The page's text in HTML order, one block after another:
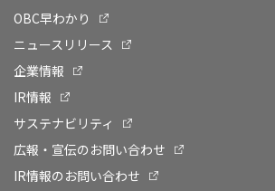
OBC早わかり
ニュースリリース
企業情報
IR情報
サステナビリティ
広報・宣伝のお問い合わせ
IR情報のお問い合わせ